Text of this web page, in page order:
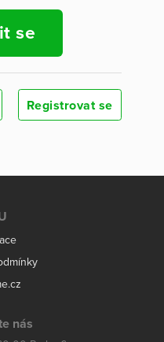
se
Registrovat se
nás